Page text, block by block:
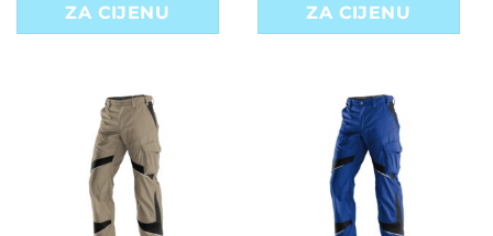
ZA CIJENU
ZA CIJENU